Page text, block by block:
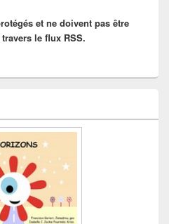
et ne doivent pas être
le flux RSS.